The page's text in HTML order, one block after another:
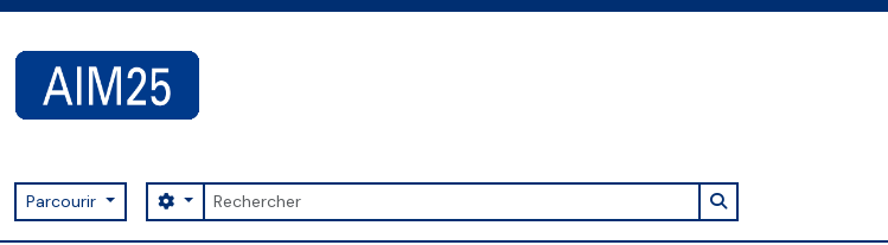
Parcourir Rechercher
Search options Search in browse